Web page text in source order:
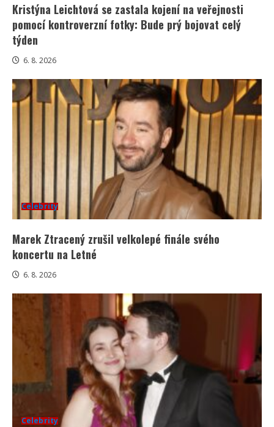
Kristýna Leichtová se zastala kojení na veřejnosti
pomocí kontroverzní fotky: Bude prý bojovat celý
týden
6. 8. 2026
Celebrity
Marek Ztracený zrušil velkolepé finále svého
koncertu na Letné
6. 8. 2026
Celebrity